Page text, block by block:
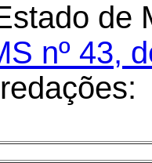
de
nº 43,